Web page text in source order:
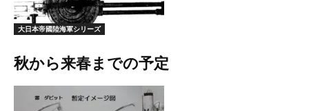
大日本帝國陸海軍シリーズ
秋から来春までの予定